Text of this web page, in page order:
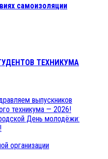
самоизоляции
ТЕХНИКУМА
выпускников
техникума — 2026!
День молодёжи:
организации